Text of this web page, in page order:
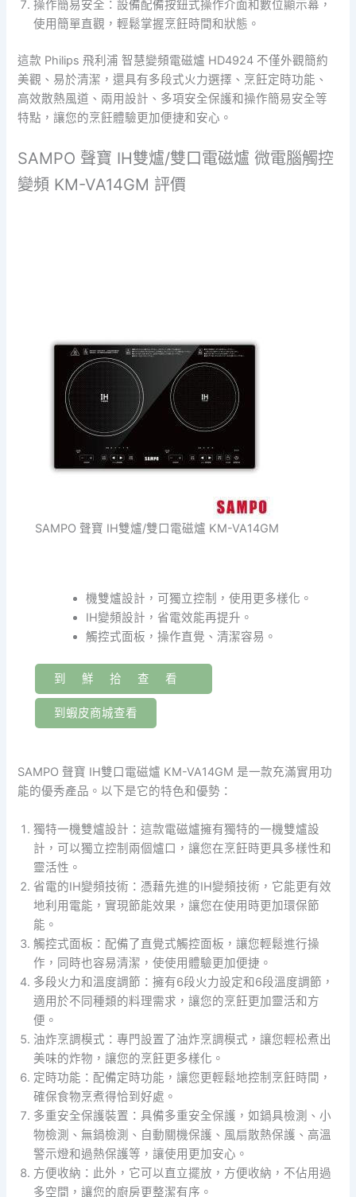
操作簡易安全：設備配備按鈕式操作介面和數位顯示幕，
使用簡單直觀，輕鬆掌握烹飪時間和狀態。
這款 Philips 飛利浦 智慧變頻電磁爐 HD4924 不僅外觀簡約
美觀、易於清潔，還具有多段式火力選擇、烹飪定時功能、
高效散熱風道、兩用設計、多項安全保護和操作簡易安全等
特點，讓您的烹飪體驗更加便捷和安心。
SAMPO 聲寶 IH雙爐/雙口電磁爐 微電腦觸控
變頻 KM-VA14GM 評價
SAMPO 聲寶 IH雙爐/雙口電磁爐 KM-VA14GM
機雙爐設計，可獨立控制，使用更多樣化。
IH變頻設計，省電效能再提升。
觸控式面板，操作直覺、清潔容易。
到鮮拾查看
到蝦皮商城查看
SAMPO 聲寶 IH雙口電磁爐 KM-VA14GM 是一款充滿實用功
能的優秀產品。以下是它的特色和優勢：
獨特一機雙爐設計：這款電磁爐擁有獨特的一機雙爐設
計，可以獨立控制兩個爐口，讓您在烹飪時更具多樣性和
靈活性。
省電的IH變頻技術：憑藉先進的IH變頻技術，它能更有效
地利用電能，實現節能效果，讓您在使用時更加環保節
能。
觸控式面板：配備了直覺式觸控面板，讓您輕鬆進行操
作，同時也容易清潔，使使用體驗更加便捷。
多段火力和溫度調節：擁有6段火力設定和6段溫度調節，
適用於不同種類的料理需求，讓您的烹飪更加靈活和方
便。
油炸烹調模式：專門設置了油炸烹調模式，讓您輕松煮出
美味的炸物，讓您的烹飪更多樣化。
定時功能：配備定時功能，讓您更輕鬆地控制烹飪時間，
確保食物烹煮得恰到好處。
多重安全保護裝置：具備多重安全保護，如鍋具檢測、小
物檢測、無鍋檢測、自動關機保護、風扇散熱保護、高溫
警示燈和過熱保護等，讓使用更加安心。
方便收納：此外，它可以直立擺放，方便收納，不佔用過
多空間，讓您的廚房更整潔有序。